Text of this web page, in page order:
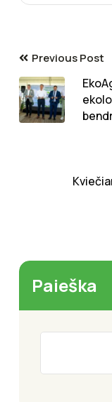
Previous Post
Paieška